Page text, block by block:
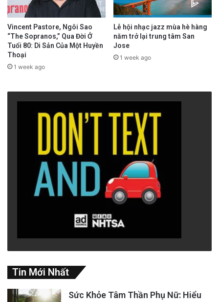
Vincent Pastore, Ngôi Sao
“The Sopranos,” Qua Đời Ở
Tuổi 80: Di Sản Của Một Huyền
Thoại
1 week ago
Lễ hội nhạc jazz mùa hè hàng
năm trở lại trung tâm San
Jose
1 week ago
Tin Mới Nhất
Sức Khỏe Tâm Thần Phụ Nữ: Hiểu